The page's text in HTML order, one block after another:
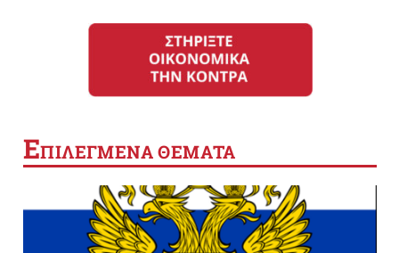
ΕΠΙΛΕΓΜΕΝΑ ΘΕΜΑΤΑ